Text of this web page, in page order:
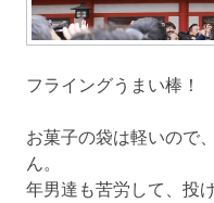
フライングうまい棒！
お菓子の袋は軽いので
ん。
年男達も苦労して、投